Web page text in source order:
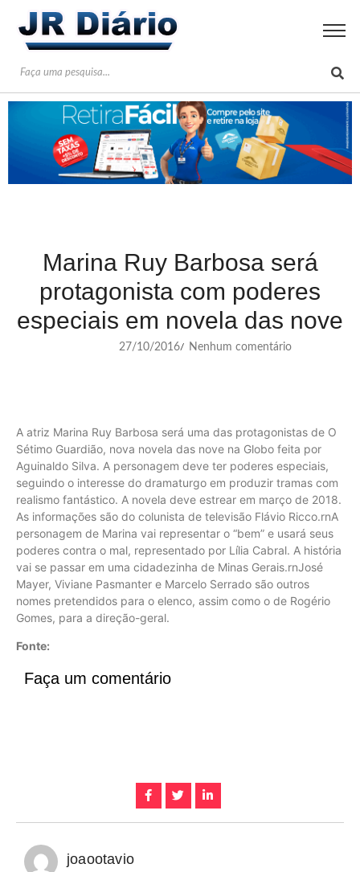
Marina Ruy Barbosa será
protagonista com poderes
especiais em novela das nove
27/10/2016/ Nenhum comentário
A atriz Marina Ruy Barbosa será uma das protagonistas de O
Sétimo Guardião, nova novela das nove na Globo feita por
Aguinaldo Silva. A personagem deve ter poderes especiais,
seguindo o interesse do dramaturgo em produzir tramas com
realismo fantástico. A novela deve estrear em março de 2018.
As informações são do colunista de televisão Flávio Ricco.rnA
personagem de Marina vai representar o “bem” e usará seus
poderes contra o mal, representado por Lília Cabral. A história
vai se passar em uma cidadezinha de Minas Gerais.rnJosé
Mayer, Viviane Pasmanter e Marcelo Serrado são outros
nomes pretendidos para o elenco, assim como o de Rogério
Gomes, para a direção-geral.
Fonte:
Faça um comentário
joaootavio